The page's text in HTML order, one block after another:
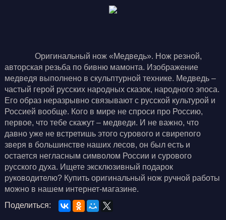
Оригинальный нож «Медведь». Нож резной,
авторская резьба по бивню мамонта. Изображение
медведя выполнено в скульптурной технике. Медведь –
частый герой русских народных сказок, народного эпоса.
Его образ неразрывно связывают с русской культурой и
Россией вообще. Кого в мире не спроси про Россию,
первое, что тебе скажут – медведи. И не важно, что
давно уже не встретишь этого сурового и свирепого
зверя в большинстве наших лесов, он был есть и
остается негласным символом России и сурового
русского духа. Ищете эксклюзивный подарок
руководителю? Купить оригинальный нож ручной работы
можно в нашем интернет-магазине.
Поделиться: